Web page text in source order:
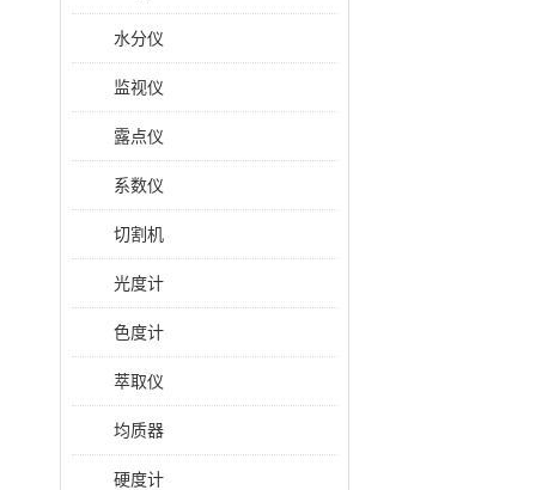
水分仪
监视仪
露点仪
系数仪
切割机
光度计
色度计
萃取仪
均质器
硬度计